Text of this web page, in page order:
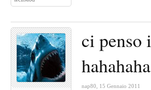
ci penso
hahahaha
nap80 15 Gennaio 2011